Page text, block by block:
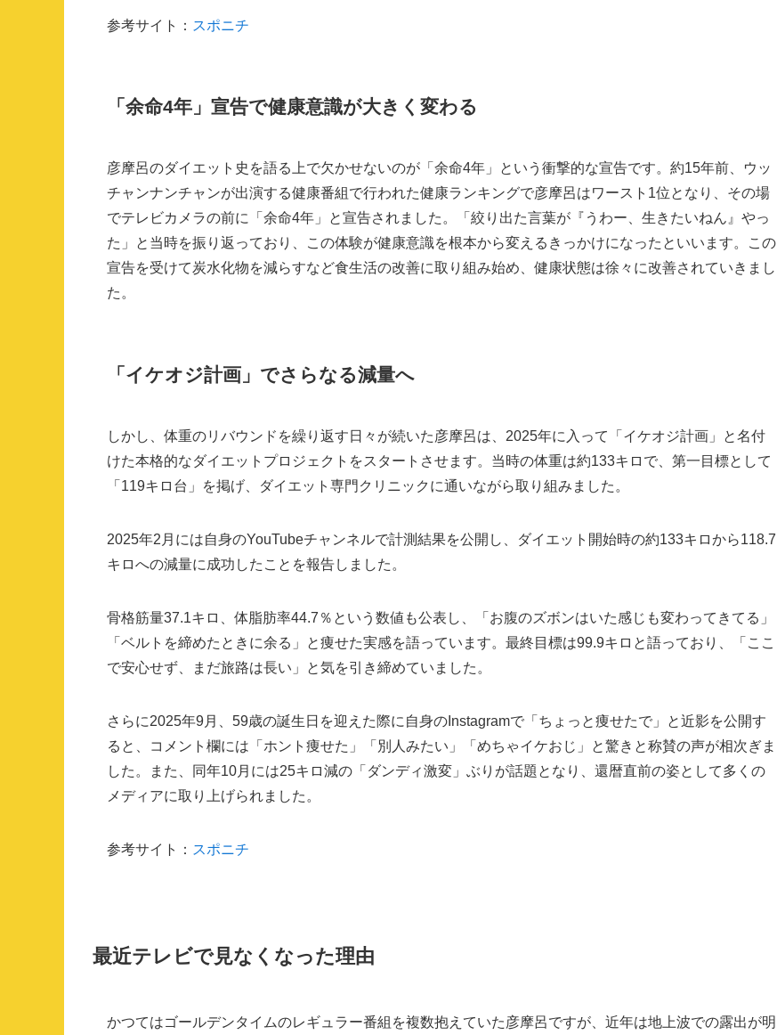
参考サイト： スポニチ
「余命4年」宣告で健康意識が大きく変わる
彦摩呂のダイエット史を語る上で欠かせないのが「余命4年」という衝撃的な宣告です。約15年前、ウッ
チャンナンチャンが出演する健康番組で行われた健康ランキングで彦摩呂はワースト1位となり、その場
でテレビカメラの前に「余命4年」と宣告されました。「絞り出た言葉が『うわー、生きたいねん』やっ
た」と当時を振り返っており、この体験が健康意識を根本から変えるきっかけになったといいます。この
宣告を受けて炭水化物を減らすなど食生活の改善に取り組み始め、健康状態は徐々に改善されていきまし
た。
「イケオジ計画」でさらなる減量へ
しかし、体重のリバウンドを繰り返す日々が続いた彦摩呂は、2025年に入って「イケオジ計画」と名付
けた本格的なダイエットプロジェクトをスタートさせます。当時の体重は約133キロで、第一目標として
「119キロ台」を掲げ、ダイエット専門クリニックに通いながら取り組みました。
2025年2月には自身のYouTubeチャンネルで計測結果を公開し、ダイエット開始時の約133キロから118.7
キロへの減量に成功したことを報告しました。
骨格筋量37.1キロ、体脂肪率44.7％という数値も公表し、「お腹のズボンはいた感じも変わってきてる」
「ベルトを締めたときに余る」と痩せた実感を語っています。最終目標は99.9キロと語っており、「ここ
で安心せず、まだ旅路は長い」と気を引き締めていました。
さらに2025年9月、59歳の誕生日を迎えた際に自身のInstagramで「ちょっと痩せたで」と近影を公開す
ると、コメント欄には「ホント痩せた」「別人みたい」「めちゃイケおじ」と驚きと称賛の声が相次ぎま
した。また、同年10月には25キロ減の「ダンディ激変」ぶりが話題となり、還暦直前の姿として多くの
メディアに取り上げられました。
参考サイト： スポニチ
最近テレビで見なくなった理由
かつてはゴールデンタイムのレギュラー番組を複数抱えていた彦摩呂ですが、近年は地上波での露出が明